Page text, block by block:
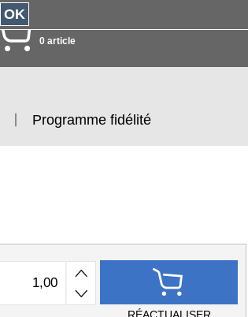
0 article
Programme fidélité
OK